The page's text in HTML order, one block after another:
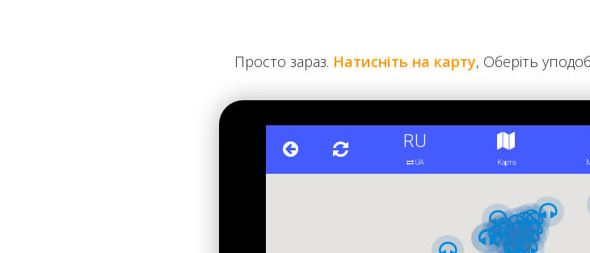
Закладення будівлі відбулося 30 червня 1910 року, в день народження цесаревича
Просто зараз. Натисніть на карту, Оберіть